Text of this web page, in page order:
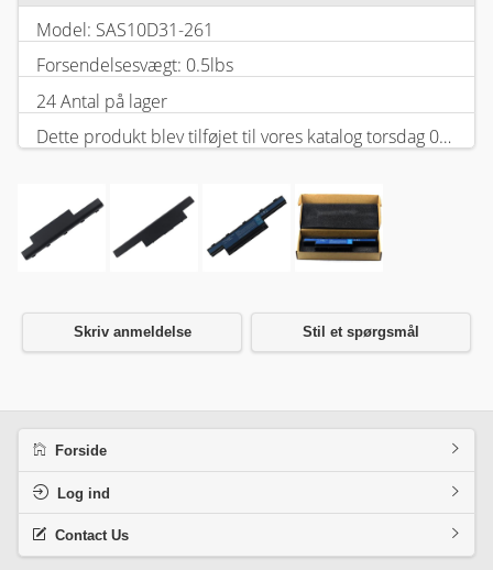
Model: SAS10D31-261
Forsendelsesvægt: 0.5lbs
24 Antal på lager
Dette produkt blev tilføjet til vores katalog torsdag 05 februar, 2026.
Skriv anmeldelse Stil et spørgsmål
Forside
Log ind
Contact Us